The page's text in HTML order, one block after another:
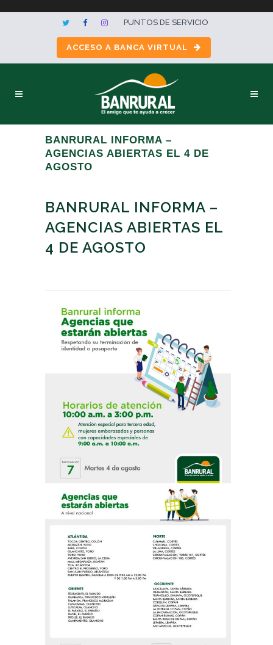
PUNTOS DE SERVICIO
ACCESO A BANCA VIRTUAL
BANRURAL INFORMA –
AGENCIAS ABIERTAS EL 4 DE
AGOSTO
BANRURAL INFORMA –
AGENCIAS ABIERTAS EL
4 DE AGOSTO